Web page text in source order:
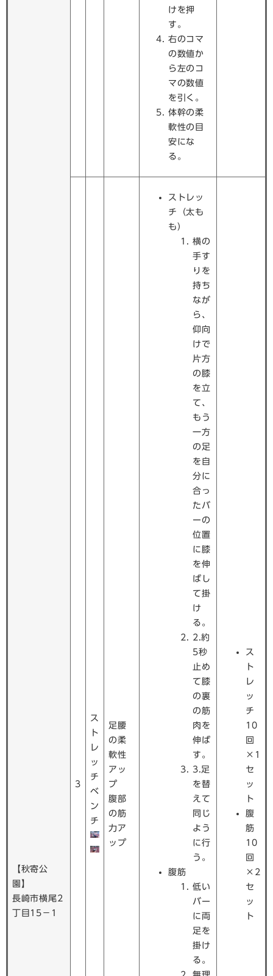
【秋寄公
園】
長崎市横尾2
丁目15−1
けを押
す。
右のコマ
の数値か
ら左のコ
マの数値
を引く。
体幹の柔
軟性の目
安にな
る。
3
ス
ト
レ
ッ
チ
ベ
ン
チ
足腰
の柔
軟性
アッ
プ
腹部
の筋
力ア
ップ
ストレッ
チ（太も
も）
横の
手す
りを
持ち
なが
ら、
仰向
けで
片方
の膝
を立
て、
もう
一方
の足
を自
分に
合っ
たバ
ーの
位置
に膝
を伸
ばし
て掛
け
る。
2.約
5秒
止め
て膝
の裏
の筋
肉を
伸ば
す。
3.足
を替
えて
同じ
よう
に行
う。
腹筋
低い
バー
に両
足を
掛け
る。
ス
ト
レ
ッ
チ
10
回
×1
セ
ッ
ト
腹
筋
10
回
×2
セ
ッ
ト